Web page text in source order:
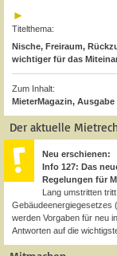
Titelthema:
Nische, Freiraum,
wichtiger für das
Zum Inhalt:
MieterMagazin,
Der aktuelle
Neu erschienen:
Info 127: Das
Regelungen für
Lang umstritten
Gebäudeenergiegesetzes
werden Vorgaben für neu
Antworten auf die